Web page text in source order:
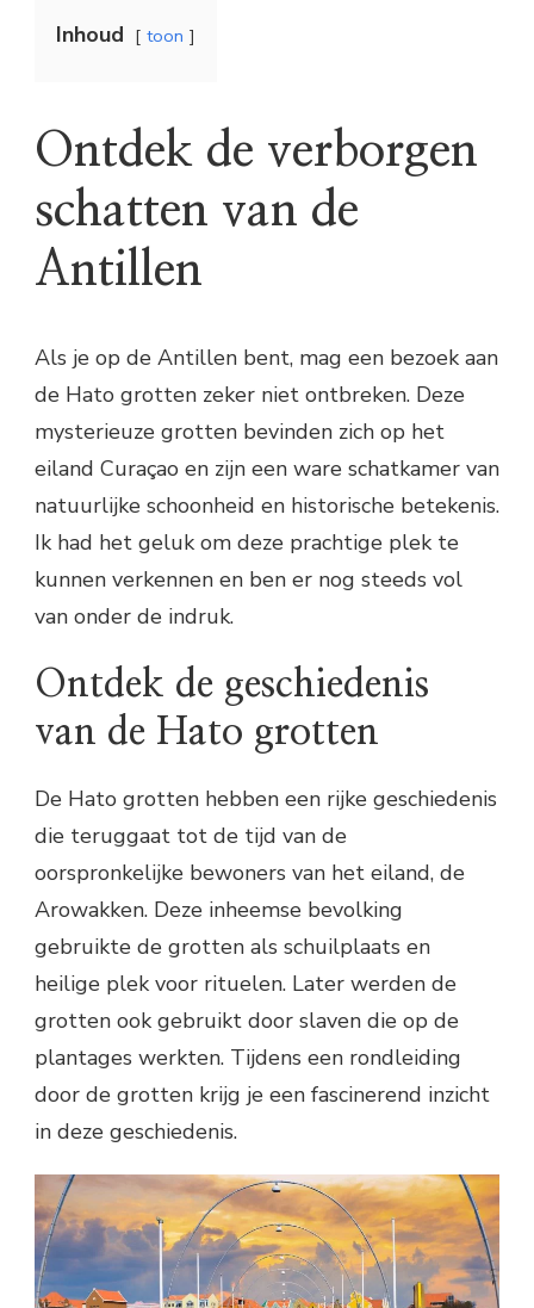
Inhoud toon
Ontdek de verborgen
schatten van de
Antillen
Als je op de Antillen bent, mag een bezoek aan
de Hato grotten zeker niet ontbreken. Deze
mysterieuze grotten bevinden zich op het
eiland Curaçao en zijn een ware schatkamer van
natuurlijke schoonheid en historische betekenis.
Ik had het geluk om deze prachtige plek te
kunnen verkennen en ben er nog steeds vol
van onder de indruk.
Ontdek de geschiedenis
van de Hato grotten
De Hato grotten hebben een rijke geschiedenis
die teruggaat tot de tijd van de
oorspronkelijke bewoners van het eiland, de
Arowakken. Deze inheemse bevolking
gebruikte de grotten als schuilplaats en
heilige plek voor rituelen. Later werden de
grotten ook gebruikt door slaven die op de
plantages werkten. Tijdens een rondleiding
door de grotten krijg je een fascinerend inzicht
in deze geschiedenis.